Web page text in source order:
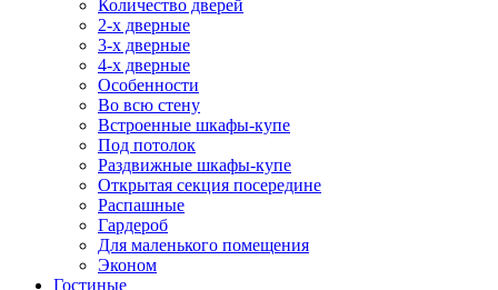
Количество дверей
2-х дверные
3-х дверные
4-х дверные
Особенности
Во всю стену
Встроенные шкафы-купе
Под потолок
Раздвижные шкафы-купе
Открытая секция посередине
Распашные
Гардероб
Для маленького помещения
Эконом
Гостиные